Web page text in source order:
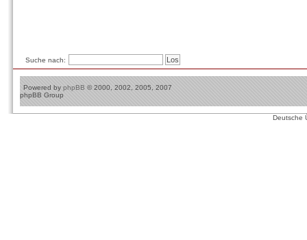
Suche nach:
Powered by phpBB © 2000, 2002, 2005, 2007
phpBB Group
Deutsche